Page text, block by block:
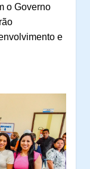
o Governo
e